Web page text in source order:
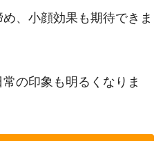
、小顔効果も期待できま
の印象も明るくなりま